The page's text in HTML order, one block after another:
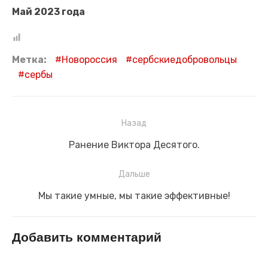
Май 2023 года
Метка: Новороссия
сербскиедобровольцы
сербы
Назад
Предыдущая
Ранение Виктора Десятого.
Дальше
Следующая
Мы такие умные, мы такие эффективные!
Добавить комментарий